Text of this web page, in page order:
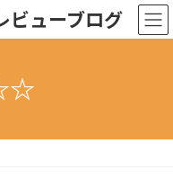
ビューブログ